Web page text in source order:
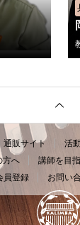
通販サイト 活
方へ 講師を目
員登録 お問い